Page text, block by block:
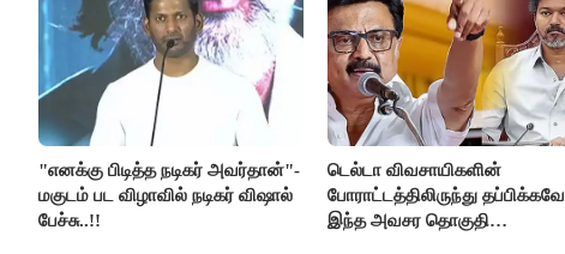
"எனக்கு பிடித்த நடிகர் அவர்தான்"-
மகுடம் பட விழாவில் நடிகர் விஷால்
பேச்சு..!!
டெல்டா விவசாயிகளின்
போராட்டத்திலிருந்து தப்பிக்கவே
இந்த அவசர தொகுதி